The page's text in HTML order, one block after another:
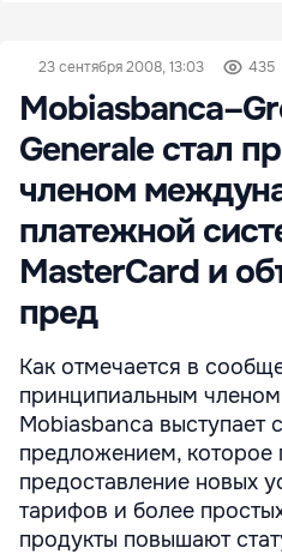
23 сентября 2008, 13:03 435
Generale стал
членом
платежной
MasterCard и
пред
Как отмечается в
принципиальным
Mobiasbanca выступает
предложением, которое
предоставление новых
тарифов и более
продукты повышают